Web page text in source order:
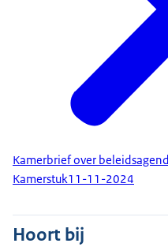
Kamerbrief over
Kamerstuk11-11-2024
Hoort bij